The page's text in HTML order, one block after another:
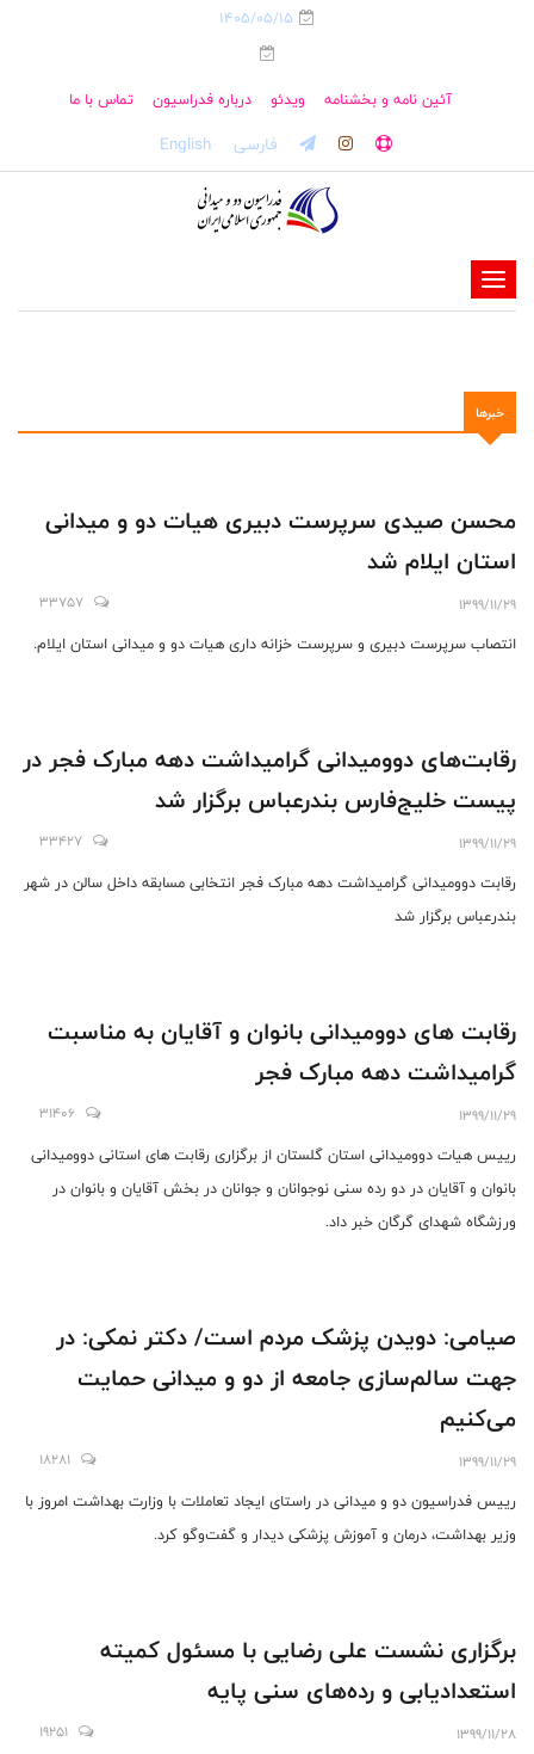
1405/05/15
آئین نامه و بخشنامه ویدئو درباره فدراسیون تماس با ما
فارسی English
-
-
-
-
-
خبرها
محسن صیدی سرپرست دبیری هیات دو و میدانی
استان ایلام شد
1399/11/29
33757
انتصاب سرپرست دبیری و سرپرست خزانه داری هیات دو و میدانی استان ایلام.
رقابت‌های دوومیدانی گرامیداشت دهه مبارک فجر در
پیست خلیج‌فارس بندرعباس برگزار شد
1399/11/29
33427
رقابت دوومیدانی گرامیداشت دهه مبارک فجر انتخابی مسابقه داخل سالن در شهر
بندرعباس برگزار شد
رقابت های دوومیدانی بانوان و آقایان به مناسبت
گرامیداشت دهه مبارک فجر
1399/11/29
31406
رییس هیات دوومیدانی استان گلستان از برگزاری رقابت های استانی دوومیدانی
بانوان و آقایان در دو رده سنی نوجوانان و جوانان در بخش آقایان و بانوان در
ورزشگاه شهدای گرگان خبر داد.
صیامی: دویدن پزشک مردم است/ دکتر نمکی: در
جهت سالم‌سازی جامعه از دو و میدانی حمایت
می‌کنیم
1399/11/29
18281
رییس فدراسیون دو و میدانی در راستای ایجاد تعاملات با وزارت بهداشت امروز با
وزیر بهداشت، درمان و آموزش پزشکی دیدار و گفت‌وگو کرد.
برگزاری نشست علی رضایی با مسئول کمیته
استعدادیابی و رده‌های سنی پایه
1399/11/28
19251